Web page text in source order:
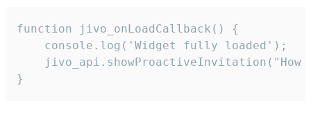
function jivo_onLoadCallback() {
    console.log('Widget fully loaded');
jivo_api.showProactiveInvitation("How
}